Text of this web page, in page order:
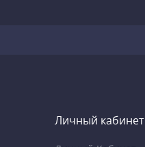
Личный кабинет